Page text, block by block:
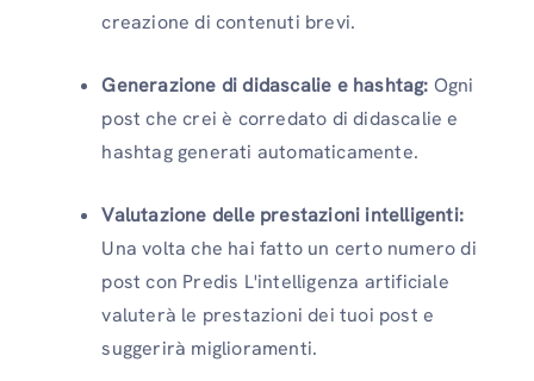
creazione di contenuti brevi.
Generazione di didascalie e hashtag: Ogni
post che crei è corredato di didascalie e
hashtag generati automaticamente.
Valutazione delle prestazioni intelligenti:
Una volta che hai fatto un certo numero di
post con Predis L'intelligenza artificiale
valuterà le prestazioni dei tuoi post e
suggerirà miglioramenti.